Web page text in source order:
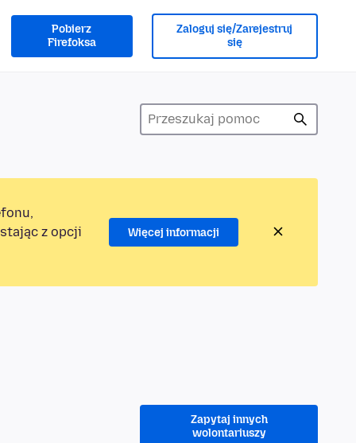
Pobierz
Firefoksa
Zaloguj się/Zarejestruj
się
z opcji
Więcej informacji
Zapytaj innych
wolontariuszy